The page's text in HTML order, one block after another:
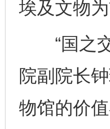
埃及文物
“国之交
院副院长
物馆的价